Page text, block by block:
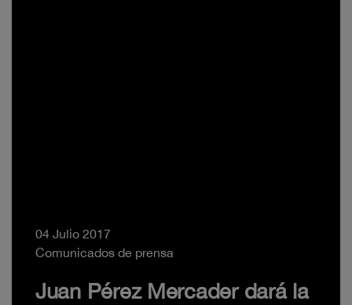
04 Julio 2017
Comunicados de prensa
Juan Pérez Mercader dará la